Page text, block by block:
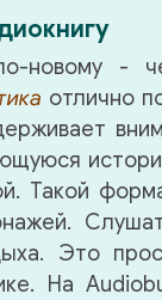
новому -
отлично
Такой
Это
На